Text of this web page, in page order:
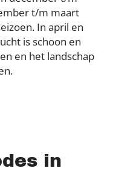
t/m maart
In april en
is schoon en
en het landschap
in